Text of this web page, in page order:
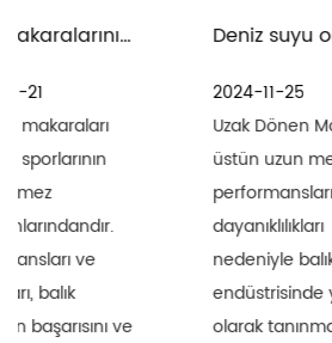
Deniz suyu ortamında uzak eğirme makaralarının bakım ve bakımı için önlemler nelerdir?
Uzak Dönen Makaralar
üstün uzun mesafe
performansları ve
dayanıklılıkları
nedeniyle balıkçılık
endüstrisinde yaygın
olarak tanınmaktadır.